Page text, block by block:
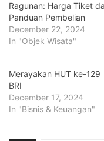
Ragunan: Harga Tiket
Panduan Pembelian
December 22, 2024
In "Objek Wisata"
Merayakan HUT ke-129
BRI
December 17, 2024
In "Bisnis & Keuangan"